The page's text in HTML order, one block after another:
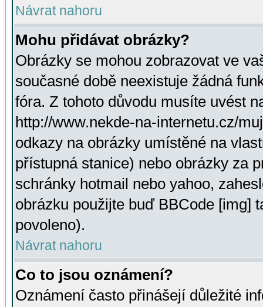
Návrat nahoru
Mohu přidávat obrázky?
Obrázky se mohou zobrazovat ve
současné době neexistuje žádná
fóra. Z tohoto důvodu musíte uvést
http://www.nekde-na-internetu.cz/
odkazy na obrázky umístěné na
přístupná stanice) nebo obrázky za
schránky hotmail nebo yahoo,
obrázku použijte buď BBCode [img]
povoleno).
Návrat nahoru
Co to jsou oznámení?
Oznámení často přinášejí důležité